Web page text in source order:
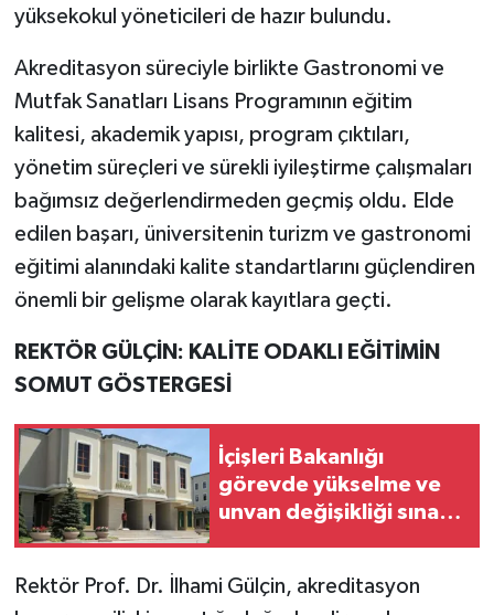
yüksekokul yöneticileri de hazır bulundu.
Akreditasyon süreciyle birlikte Gastronomi ve
Mutfak Sanatları Lisans Programının eğitim
kalitesi, akademik yapısı, program çıktıları,
yönetim süreçleri ve sürekli iyileştirme çalışmaları
bağımsız değerlendirmeden geçmiş oldu. Elde
edilen başarı, üniversitenin turizm ve gastronomi
eğitimi alanındaki kalite standartlarını güçlendiren
önemli bir gelişme olarak kayıtlara geçti.
REKTÖR GÜLÇİN: KALİTE ODAKLI EĞİTİMİN
SOMUT GÖSTERGESİ
İçişleri Bakanlığı
görevde yükselme ve
unvan değişikliği sınavı
Rektör Prof. Dr. İlhami Gülçin, akreditasyon